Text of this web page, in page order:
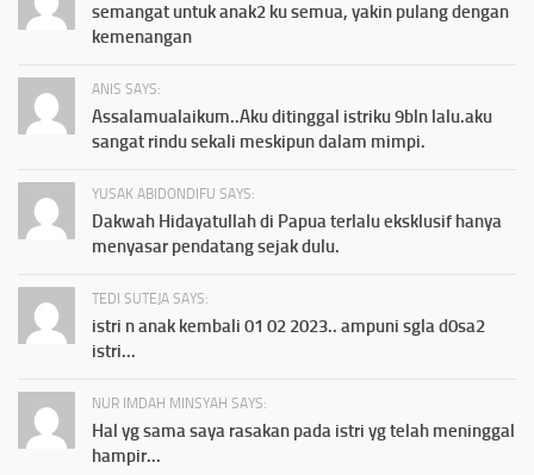
semangat untuk anak2 ku semua, yakin pulang dengan
kemenangan
ANIS SAYS:
Assalamualaikum..Aku ditinggal istriku 9bln lalu.aku
sangat rindu sekali meskipun dalam mimpi.
YUSAK ABIDONDIFU SAYS:
Dakwah Hidayatullah di Papua terlalu eksklusif hanya
menyasar pendatang sejak dulu.
TEDI SUTEJA SAYS:
istri n anak kembali 01 02 2023.. ampuni sgla d0sa2
istri...
NUR IMDAH MINSYAH SAYS:
Hal yg sama saya rasakan pada istri yg telah meninggal
hampir...